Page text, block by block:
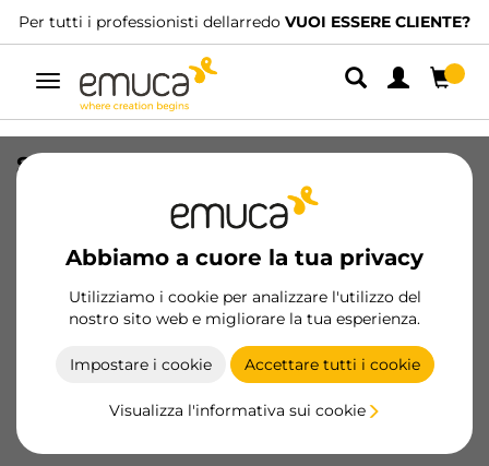
Per tutti i professionisti dellarredo VUOI ESSERE CLIENTE?
Navigazione
Abbiamo a cuore la tua privacy
Utilizziamo i cookie per analizzare l'utilizzo del
nostro sito web e migliorare la tua esperienza.
Impostare i cookie Accettare tutti i cookie
Visualizza l'informativa sui cookie
Set di guide a scomparsa Silver,
estrazione totale, Chiusura soft (240-
540), Profondità 240 mm, Acciaio,
Zincato bianco
3124005 / EAN 8432393269719
Diventa cliente
Scheda prodotto